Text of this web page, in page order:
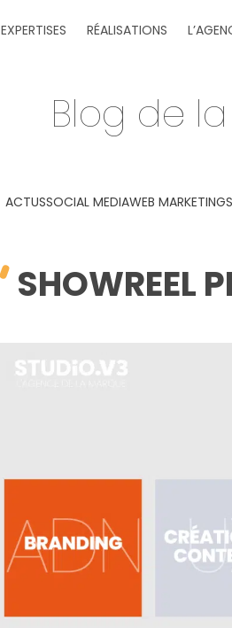
EXPERTISES RÉALISATIONS
Blog de
ACTUSSOCIAL MEDIAWEB MARKETING
SHOWREEL